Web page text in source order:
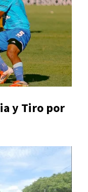
y Tiro por